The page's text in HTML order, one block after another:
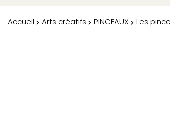
Accueil Arts créatifs PINCEAUX Les